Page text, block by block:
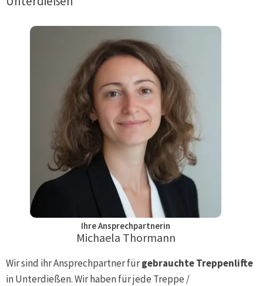
Ihre Ansprechpartnerin
Michaela Thormann
Wir sind ihr Ansprechpartner fürgebrauchte Treppenlifte
inUnterdießen. Wir haben für jede Treppe /